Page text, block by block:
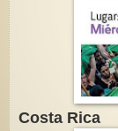
Costa Rica